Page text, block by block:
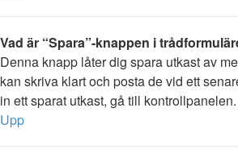
Vad är “Spara”-knappen i
Denna knapp låter dig spara utkast av
kan skriva klart och posta de vid ett
in ett sparat utkast, gå till kontrollpanelen.
Upp